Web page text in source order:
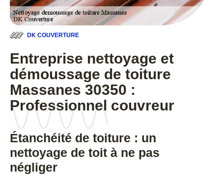
DK COUVERTURE
Entreprise nettoyage et
démoussage de toiture
Massanes 30350 :
Professionnel couvreur
Étanchéité de toiture : un
nettoyage de toit à ne pas
négliger